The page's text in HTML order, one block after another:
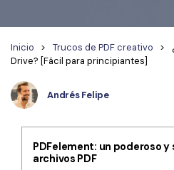
PDFelement Pro DC
PDF onlineNuevo
Convertir PDF a Word
Combinar PDF
Editar PDF
Comprimir PDF
Recortar PDF
Detectar contenido de IA
Reescribir PDF con IA
Generar imágenes IA
Segurirdad de PDF
Conversión de PDF
Trucos de PDF
Inicio > Trucos de PDF creativo >
Drive? [Fácil para principiantes]
Andrés Felipe
PDFelement: un poderoso
archivos PDF